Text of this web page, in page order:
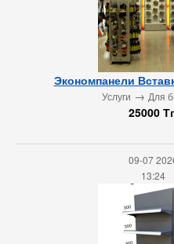
Экономпанели
Услуги → Для
25000
09-07
13:24